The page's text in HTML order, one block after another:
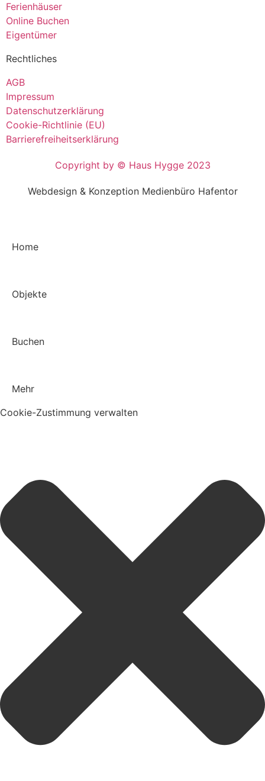
Ferienhäuser
Online Buchen
Eigentümer
Rechtliches
AGB
Impressum
Datenschutzerklärung
Cookie-Richtlinie (EU)
Barrierefreiheitserklärung
Copyright by © Haus Hygge 2023
Webdesign & Konzeption Medienbüro Hafentor
Home
Objekte
Buchen
Mehr
Cookie-Zustimmung verwalten